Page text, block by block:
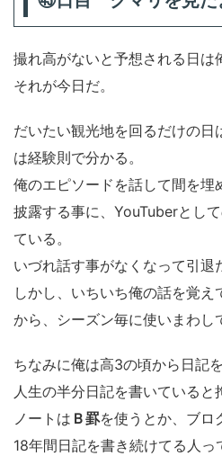
撮れ高がないと予想される日は
それが今日だ。
だいたい観光地を回るだけの
は経験則で分かる。
俺のエピソードを話して間を埋
披露する事に、YouTuberとし
ている。
いづれ話す事がなくなって引退
しかし、いちいち俺の話を覚
から、シーズン毎に使いまわし
ちなみに俺は高3の頃から日記
人生の半分日記を書いていると
ノートは Ｂ罫を使うとか、ブロ
18年間日記を書き続けてる人